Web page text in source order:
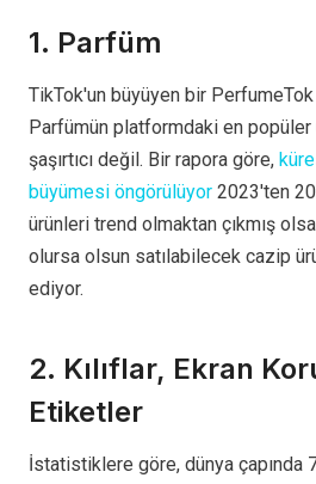
1. Parfüm
TikTok'un büyüyen bir
Parfümün platformdaki en
şaşırtıcı değil. Bir rapora göre,
büyümesi öngörülüyor 2023'ten
ürünleri trend olmaktan çıkmış
olursa olsun satılabilecek cazip
ediyor.
2. Kılıflar, Ekran
Etiketler
İstatistiklere göre, dünya çapında